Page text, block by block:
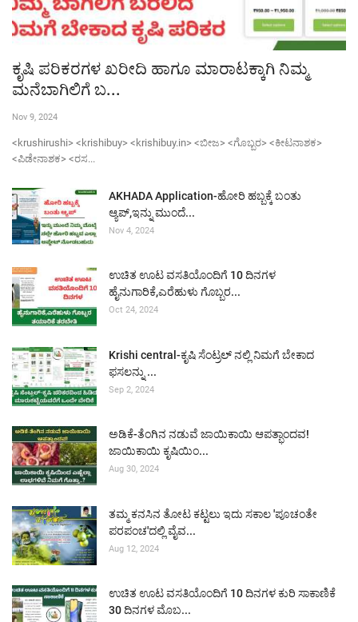
ಕೃಷಿ ಪರಿಕರಗಳ ಖರೀದಿ ಹಾಗೂ ಮಾರಾಟಕ್ಕಾಗಿ ನಿಮ್ಮ
ಮನೆಬಾಗಿಲಿಗೆ ಬ...
Nov 9, 2024
<krushirushi> <krishibuy> <krishibuy.in> <ಬೀಜ> <ಗೊಬ್ಬರ> <ಕೀಟನಾಶಕ>
<ಪಿಡೇನಾಶಕ> <ರಸ...
AKHADA Application-ಹೋರಿ ಹಬ್ಬಕ್ಕೆ ಬಂತು
ಆ್ಯಪ್,ಇನ್ನು ಮುಂದೆ...
Nov 4, 2024
ಉಚಿತ ಊಟ ವಸತಿಯೊಂದಿಗೆ 10 ದಿನಗಳ
ಹೈನುಗಾರಿಕೆ,ಎರೆಹುಳು ಗೊಬ್ಬರ...
Oct 24, 2024
Krishi central-ಕೃಷಿ ಸೆಂಟ್ರಲ್ ನಲ್ಲಿ ನಿಮಗೆ ಬೇಕಾದ
ಫಸಲನ್ನು ...
Sep 2, 2024
ಅಡಿಕೆ-ತೆಂಗಿನ ನಡುವೆ ಜಾಯಿಕಾಯಿ ಆಪತ್ಭಾಂದವ!
ಜಾಯಿಕಾಯಿ ಕೃಷಿಯಿಂ...
Aug 30, 2024
ತಮ್ಮ ಕನಸಿನ ತೋಟ ಕಟ್ಟಲು ಇದು ಸಕಾಲ 'ಪೂಚಂತೇ
ಪರಪಂಚ'ದಲ್ಲಿ ವೈವ...
Aug 12, 2024
ಉಚಿತ ಊಟ ವಸತಿಯೊಂದಿಗೆ 10 ದಿನಗಳ ಕುರಿ ಸಾಕಾಣಿಕೆ
30 ದಿನಗಳ ಮೊಬ...